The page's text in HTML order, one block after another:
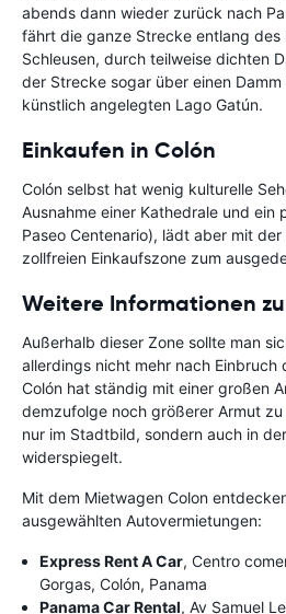
abends dann wieder zurück nach
fährt die ganze Strecke entlang des
Schleusen, durch teilweise dichten
der Strecke sogar über einen
künstlich angelegten Lago Gatún.
Einkaufen in Colón
Colón selbst hat wenig kulturelle
Ausnahme einer Kathedrale und ein
Paseo Centenario), lädt aber mit
zollfreien Einkaufszone zum
Weitere Informationen
Außerhalb dieser Zone sollte man
allerdings nicht mehr nach Einbruch
Colón hat ständig mit einer großen
demzufolge noch größerer Armut
nur im Stadtbild, sondern auch in
widerspiegelt.
Mit dem Mietwagen Colon
ausgewählten Autovermietungen:
Express Rent A Car, Centro
Gorgas, Colón, Panama
Panama Car Rental, Av Samuel